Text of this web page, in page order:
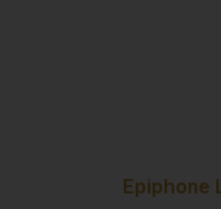
Epiphone